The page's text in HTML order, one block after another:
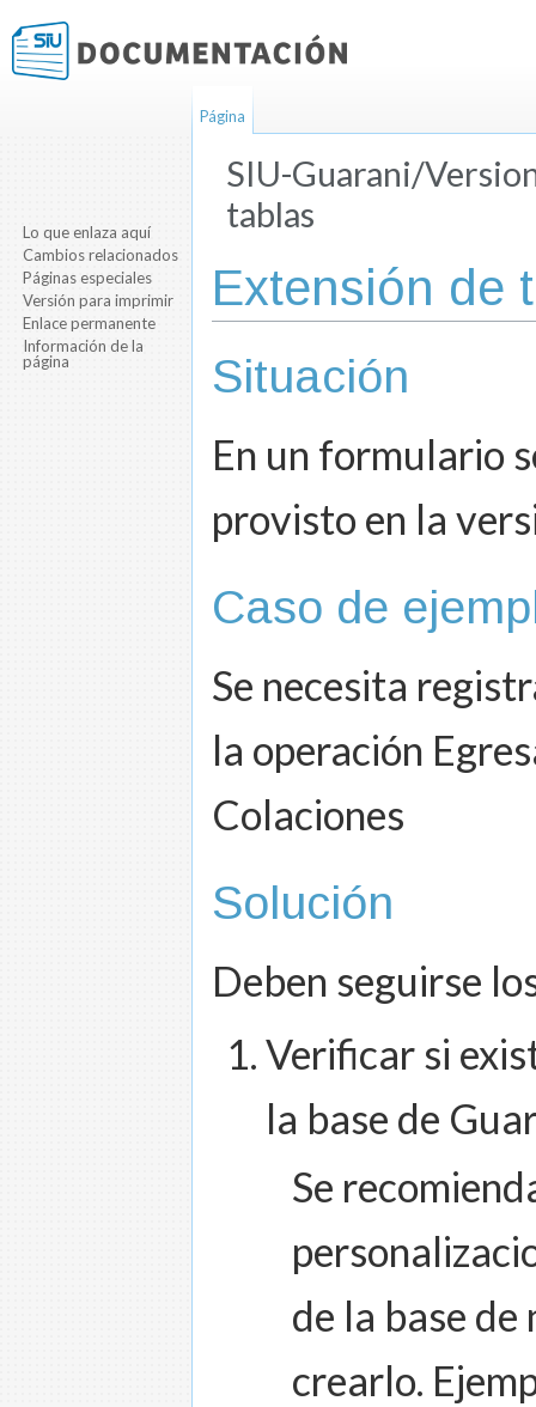
SIU-Guarani/
tablas
Extensión de
Situación
En un formulario
provisto en la
Caso de
Se necesita
la operación
Colaciones
Solución
Deben seguirse
Verificar si
la base de
Se
de la base de
crearlo.
Página
Lo que enlaza aquí
Cambios relacionados
Páginas especiales
Versión para imprimir
Enlace permanente
Información de la
página